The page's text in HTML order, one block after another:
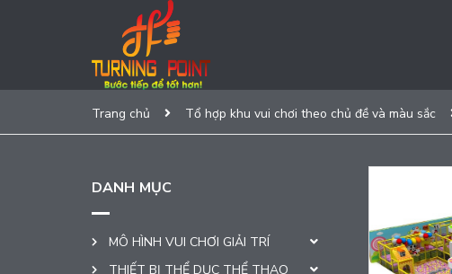
Trang chủ Tổ hợp khu vui chơi theo chủ đề và màu sắc
DANH MỤC
MÔ HÌNH VUI CHƠI GIẢI TRÍ
THIẾT BỊ THỂ DỤC THỂ THAO